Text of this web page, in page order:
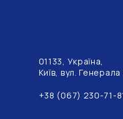
01133, Україна,
Київ, вул.
+38 (067) 230-71-